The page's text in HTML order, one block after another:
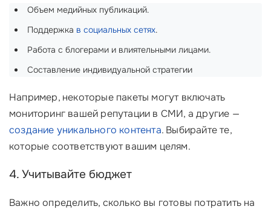
Объем медийных публикаций.
Поддержка в социальных сетях.
Работа с блогерами и влиятельными лицами.
Составление индивидуальной стратегии
Например, некоторые пакеты могут включать
мониторинг вашей репутации в СМИ, а другие —
создание уникального контента. Выбирайте те,
которые соответствуют вашим целям.
4. Учитывайте бюджет
Важно определить, сколько вы готовы потратить на